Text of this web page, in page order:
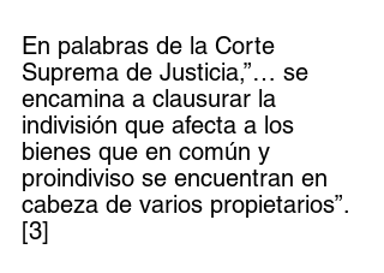
En palabras de la Corte
Suprema de Justicia,”… se
encamina a clausurar la
indivisión que afecta a los
bienes que en común y
proindiviso se encuentran en
cabeza de varios propietarios”.
[3]